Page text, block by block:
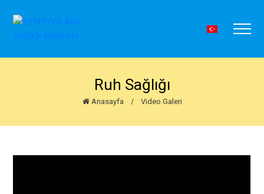
Ruh Sağlığı
Anasayfa / Video Galeri